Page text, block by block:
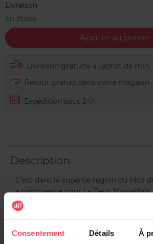
Consentement Détails À
Livraison
En stock
Ajouter au panier
Livraison gratuite à l'achat de min.
Retour gratuit dans votre magasin
Expédition sous 24h
Description
C’est dans la superbe région du Midi
a commencé pour Le Petit
Provence, la marque a eu l’envie
développer une nouvelle formule qui
crèmes de douche extra douces qui